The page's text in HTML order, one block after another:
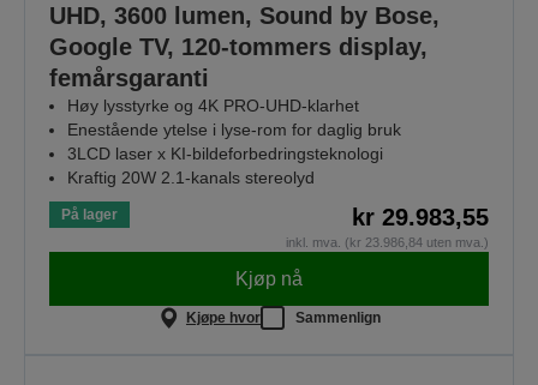
UHD, 3600 lumen, Sound by Bose,
Google TV, 120-tommers display,
femårsgaranti
Høy lysstyrke og 4K PRO-UHD-klarhet
Enestående ytelse i lyse‑rom for daglig bruk
3LCD laser x KI-bildeforbedringsteknologi
Kraftig 20W 2.1-kanals stereolyd
På lager kr 29.983,55
inkl. mva. (kr 23.986,84 uten mva.)
Kjøp nå
Kjøpe hvor Sammenlign